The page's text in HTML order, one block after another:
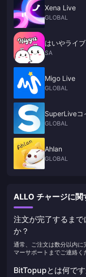
Xena Live
GLOBAL
はいやライブ
SA
Migo Live
GLOBAL
SuperLiveコ
GLOBAL
Ahlan
GLOBAL
ALLO チャージに関
注文が完了するま
か？
通常、ご注文は数分以内に
マーサポートまでご連絡く
BitTopupとは何です